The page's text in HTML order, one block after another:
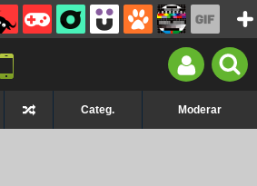
Categ. Moderar